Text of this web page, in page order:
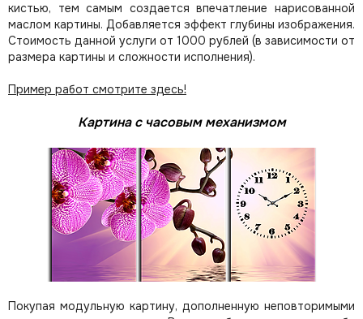
кистью, тем самым создается впечатление нарисованной
маслом картины. Добавляется эффект глубины изображения.
Стоимость данной услуги от 1000 рублей (в зависимости от
размера картины и сложности исполнения).
Пример работ смотрите здесь!
Картина с часовым механизмом
Покупая модульную картину, дополненную неповторимыми